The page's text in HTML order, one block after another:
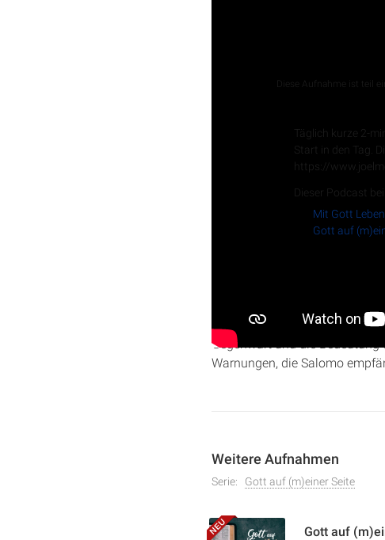
Diese Aufnahme ist teil
Täglich kurze 2-
Start in den Tag.
https://
Dieser Podcast
Mit Gott Leben
Gott auf
Salomo und dessen
Gegenwart und die Bedeutung
Warnungen, die Salomo
Weitere Aufnahmen
Serie: Gott auf (m)einer Seite
Gott auf